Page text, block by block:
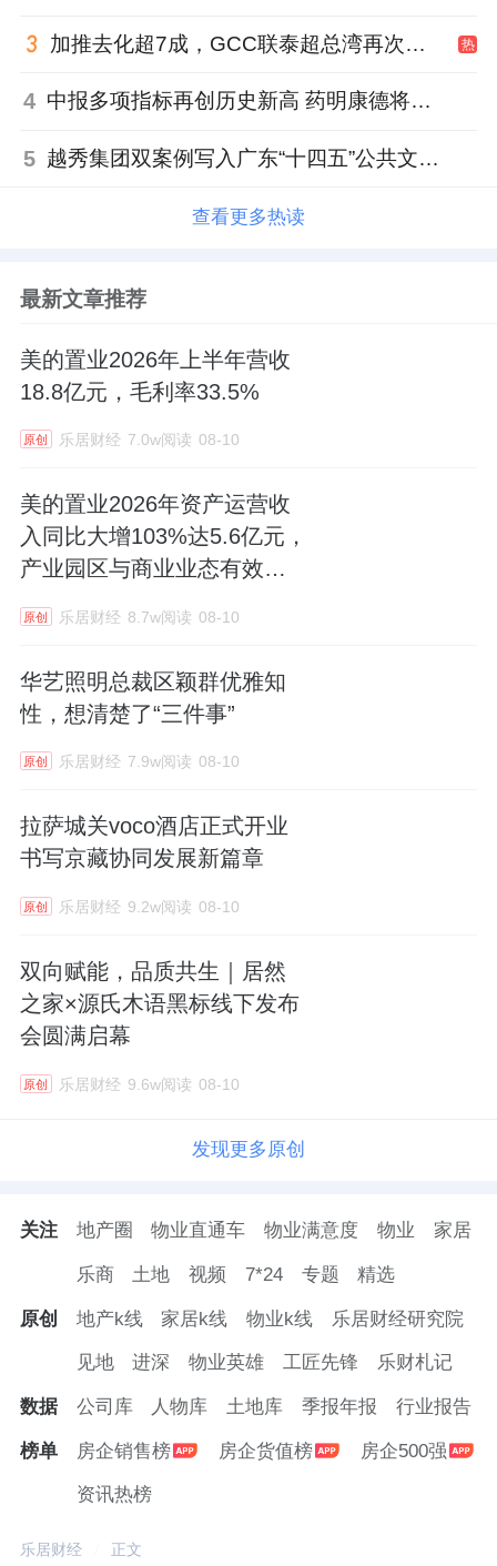
加推去化超7成，GCC联泰超总湾再次引爆深圳顶豪市场认购热潮 热
4 中报多项指标再创历史新高 药明康德将高质量发展成果“分发”到位
5 越秀集团双案例写入广东“十四五”公共文化答卷，复合文化空间助力青年发展型城市建设
查看更多热读
最新文章推荐
美的置业2026年上半年营收
18.8亿元，毛利率33.5%
原创 乐居财经 7.0w阅读 08-10
美的置业2026年资产运营收
入同比大增103%达5.6亿元，
产业园区与商业业态有效互
原创 乐居财经 8.7w阅读 08-10
华艺照明总裁区颖群优雅知
性，想清楚了“三件事”
原创 乐居财经 7.9w阅读 08-10
拉萨城关voco酒店正式开业
书写京藏协同发展新篇章
原创 乐居财经 9.2w阅读 08-10
双向赋能，品质共生｜居然
之家×源氏木语黑标线下发布
会圆满启幕
原创 乐居财经 9.6w阅读 08-10
发现更多原创
关注 地产圈 物业直通车 物业满意度 物业 家居
乐商 土地 视频 7*24 专题 精选
原创 地产k线 家居k线 物业k线 乐居财经研究院
见地 进深 物业英雄 工匠先锋 乐财札记
数据 公司库 人物库 土地库 季报年报 行业报告
榜单 房企销售榜 房企货值榜 房企500强
资讯热榜
乐居财经 正文